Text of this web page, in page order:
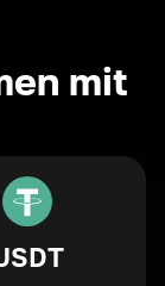
mit